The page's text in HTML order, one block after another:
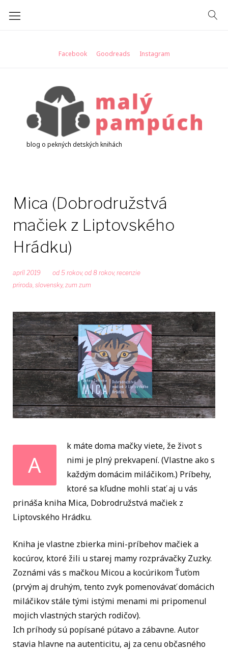
Facebook Goodreads Instagram
blog o pekných detských knihách
Mica (Dobrodružstvá
mačiek z Liptovského
Hrádku)
apríl 2019 od 5 rokov, od 8 rokov, recenzie
priroda, slovensky, zum zum
A
k máte doma mačky viete, že život s
nimi je plný prekvapení. (Vlastne ako s
každým domácim miláčikom.) Príbehy,
ktoré sa kľudne mohli stať aj u vás
prináša kniha Mica, Dobrodružstvá mačiek z
Liptovského Hrádku.
Kniha je vlastne zbierka mini-príbehov mačiek a
kocúrov, ktoré žili u starej mamy rozprávačky Zuzky.
Zoznámi vás s mačkou Micou a kocúrikom Ťuťom
(prvým aj druhým, tento zvyk pomenovávať domácich
miláčikov stále tými istými menami mi pripomenul
mojich vlastných starých rodičov).
Ich príhody sú popísané pútavo a zábavne. Autor
stavia hlavne na autenticitu, aj za cenu občasného